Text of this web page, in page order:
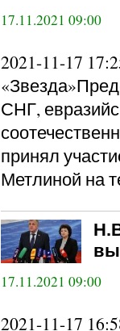
17.11.2021 09:00
2021-11-17
СНГ,
принял
Метлиной на
17.11.2021 09:00
2021-11-17